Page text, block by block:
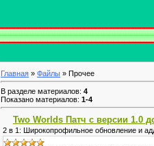
Главная » Файлы » Прочее
В разделе материалов: 4
Показано материалов: 1-4
Two Worlds Патч с версии 1.0
2 в 1: Широкопрофильное обновление и